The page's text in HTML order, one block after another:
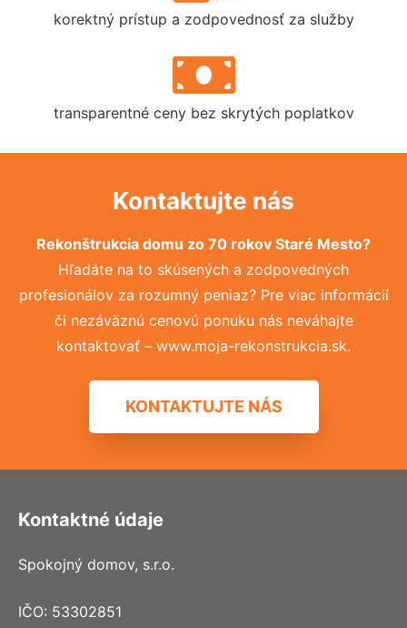
korektný prístup a zodpovednosť za služby
transparentné ceny bez skrytých poplatkov
Kontaktujte nás
Rekonštrukcia domu zo 70 rokov Staré Mesto?
Hľadáte na to skúsených a zodpovedných
profesionálov za rozumný peniaz? Pre viac informácií
či nezáväznú cenovú ponuku nás neváhajte
kontaktovať – www.moja-rekonstrukcia.sk.
KONTAKTUJTE NÁS
Kontaktné údaje
Spokojný domov, s.r.o.
IČO: 53302851